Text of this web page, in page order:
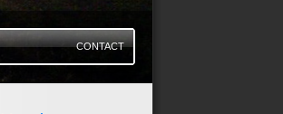
CONTACT